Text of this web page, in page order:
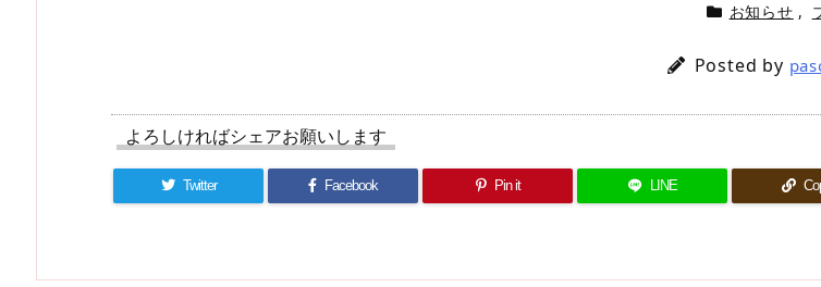
お知らせ ,
Posted by
よろしければシェアお願いします
Twitter Facebook Pin it LINE